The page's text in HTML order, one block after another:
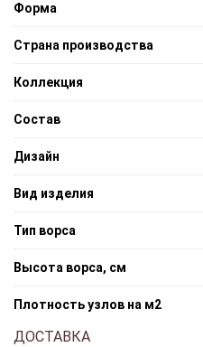
Форма
Страна производства
Коллекция
Состав
Дизайн
Вид изделия
Тип ворса
Высота ворса, см
Плотность узлов на м2
ДОСТАВКА